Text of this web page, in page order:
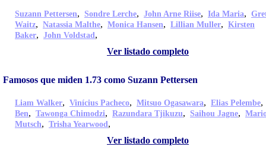
Suzann Pettersen, Sondre Lerche, John Arne Riise, Ida Maria,
Waitz, Natassia Malthe, Monica Hansen, Lillian Muller, Kirsten
Baker, John Voldstad,
Ver listado completo
Famosos que miden 1.73 como Suzann Pettersen
Liam Walker, Vinícius Pacheco, Mitsuo Ogasawara, Elias Pelembe
Ben, Tawonga Chimodzi, Razundara Tjikuzu, Saihou Jagne,
Mutsch, Trisha Yearwood,
Ver listado completo